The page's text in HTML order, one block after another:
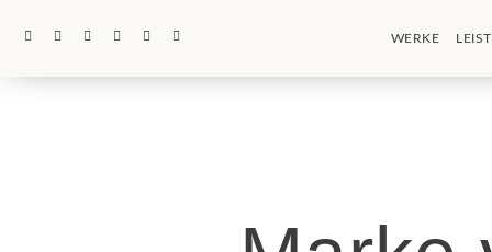
WERKE